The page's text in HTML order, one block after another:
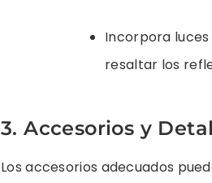
Incorpora
resaltar los
3. Accesorios y
Los accesorios adecuados